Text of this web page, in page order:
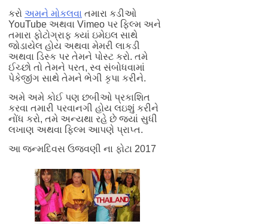
કરો અમને મોકલવા તમારા કડીઓ
YouTube અથવા Vimeo પર ફિલ્મ અને
તમારા ફોટોગ્રાફ ક્યાં ઇમેઇલ સાથે
જોડાયેલ હોય અથવા મેમરી લાકડી
અથવા ડિસ્ક પર તેમને પોસ્ટ કરો. તમે
ઈચ્છો તો તેમને પરત, સ્વ સંબોધવામાં
પેકેજીંગ સાથે તેમને ભેગી કૃપા કરીને.
અમે અમે કોઈ પણ છબીઓ પ્રકાશિત
કરવા તમારી પરવાનગી હોય લઇશું કરીને
નોંધ કરો, તમે અન્યથા રહે છે જ્યાં સુધી
લખાણ અથવા ફિલ્મ આપણે પ્રાપ્ત.
આ જન્મદિવસ ઉજવણી ના ફોટા 2017